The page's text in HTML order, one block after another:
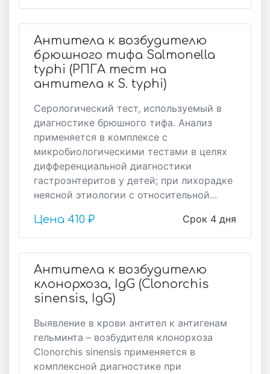
Антитела к возбудителю
брюшного тифа Salmonella
typhi (РПГА тест на
антитела к S. typhi)
Серологический тест, используемый в
диагностике брюшного тифа. Анализ
применяется в комплексе с
микробиологическими тестами в целях
дифференциальной диагностики
гастроэнтеритов у детей; при лихорадке
неясной этиологии с относительной...
Срок 4 дня
Цена 410 ₽
Антитела к возбудителю
клонорхоза, IgG (Clonorchis
sinensis, IgG)
Выявление в крови антител к антигенам
гельминта – возбудителя клонорхоза
Clonorchis sinensis применяется в
комплексной диагностике при